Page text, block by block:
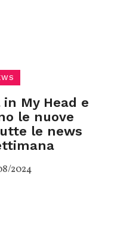
My Head e
le nuove
le news
2024